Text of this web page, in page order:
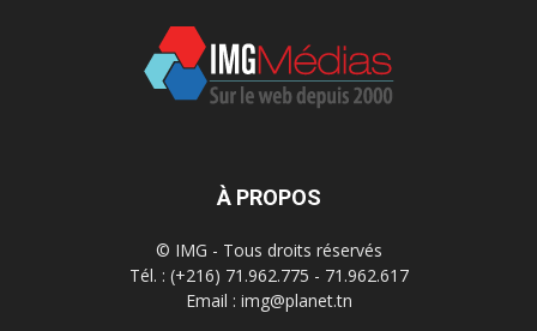
À PROPOS
© IMG - Tous droits réservés
Tél. : (+216) 71.962.775 - 71.962.617
Email : img@planet.tn